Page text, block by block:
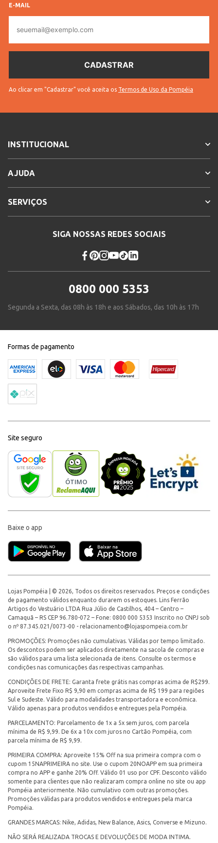
E-MAIL
mail
Ao clicar em "Cadastrar" você aceita os Termos de Uso da Pompéia
INSTITUCIONAL
AJUDA
SERVIÇOS
SIGA NOSSAS REDES SOCIAIS
0800 000 5353
Segunda a Sexta, das 08h às 18h e aos Sábados, das 10h às 17h
Formas de pagamento
Site seguro
Baixe o app
Lojas Pompéia | © 2026, Todos os direitos reservados. Preços e condições
de pagamento válidos enquanto durarem os estoques. Lins Ferrão
Artigos do Vestuário LTDA Rua Júlio de Castilhos, 404 – Centro –
Camaquã – RS CEP 96.780-072 – Fone: 0800 000 5353 Inscrito no CNPJ sob
o nº 87.345.021/0073-00 - relacionamento@lojaspompeia.com.br
PROMOÇÕES: Promoções não cumulativas. Válidas por tempo limitado.
Os descontos podem ser aplicados diretamente na sacola de compras e
são válidos para uma lista selecionada de itens. Consulte os termos e
condições nas comunicações das respectivas campanhas.
CONDIÇÕES DE FRETE: Garanta frete grátis nas compras acima de R$299.
Aproveite Frete Fixo R$ 9,90 em compras acima de R$ 199 para regiões
Sul e Sudeste. Válido para modalidades transportadora e econômica.
Válido apenas para produtos vendidos e entregues pela Pompéia.
PARCELAMENTO: Parcelamento de 1x a 5x sem juros, com parcela
mínima de R$ 9,99. De 6x a 10x com juros no Cartão Pompéia, com
parcela mínima de R$ 9,99.
PRIMEIRA COMPRA: Aproveite 15% Off na sua primeira compra com o
cupom 15NAPRIMEIRA no site. Use o cupom 20NOAPP em sua primeira
compra no APP e ganhe 20% Off. Válido 01 uso por CPF. Desconto válido
somente para clientes que não realizaram compra online no site ou app
Pompéia anteriormente. Não cumulativo com outras promoções.
Promoções válidas para produtos vendidos e entregues pela marca
Pompéia.
GRANDES MARCAS: Nike, Adidas, New Balance, Asics, Converse e Mizuno.
NÃO SERÁ REALIZADA TROCAS E DEVOLUÇÕES DE MODA INTIMA.